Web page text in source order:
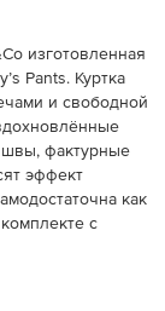
изготовленная
Pants. Куртка
и свободной
фактурные
эффект
как
с